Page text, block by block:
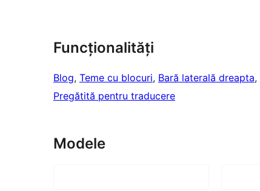
Funcționalități
Blog, Teme cu blocuri, Bară laterală dreapta,
Pregătită pentru traducere
Modele